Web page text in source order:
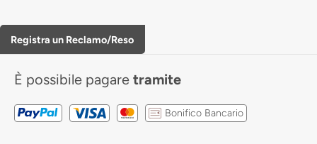
Registra un Reclamo/Reso
È possibile pagare tramite
Bonifico Bancario